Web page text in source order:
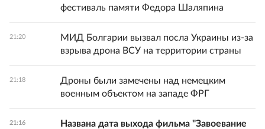
фестиваль памяти Федора Шаляпина
21:20
МИД Болгарии вызвал посла Украины из-за
взрыва дрона ВСУ на территории страны
21:18
Дроны были замечены над немецким
военным объектом на западе ФРГ
21:16
Названа дата выхода фильма "Завоевание